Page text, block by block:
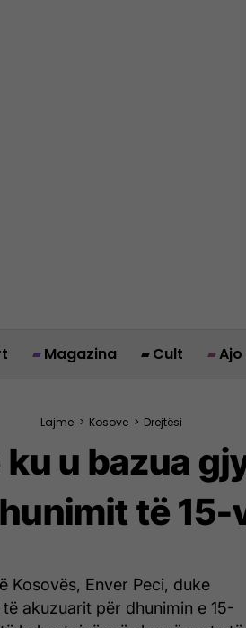
Magazina Cult Ajo
Lajme > Kosove > Drejtësi
u bazua
të 15-
Kosovës, Enver Peci, duke
akuzuarit për dhunimin e 15-